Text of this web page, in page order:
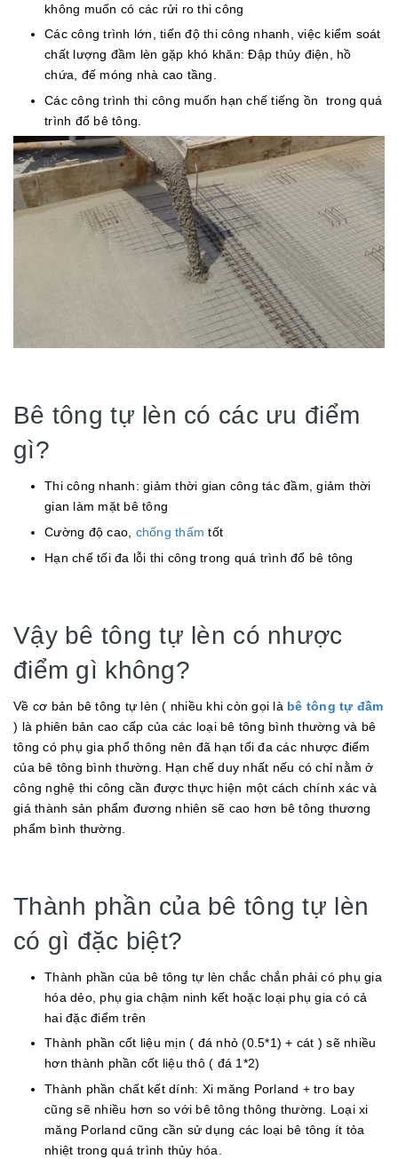
không muốn có các rửi ro thi công
Các công trình lớn, tiến độ thi công nhanh, việc kiểm soát
chất lượng đầm lèn gặp khó khăn: Đập thủy điện, hồ
chứa, đế móng nhà cao tầng.
Các công trình thi công muốn hạn chế tiếng ồn trong quá
trình đổ bê tông.
Bê tông tự lèn có các ưu điểm
gì?
Thi công nhanh: giảm thời gian công tác đầm, giảm thời
gian làm mặt bê tông
Cường độ cao, chống thấm tốt
Hạn chế tối đa lỗi thi công trong quá trình đổ bê tông
Vậy bê tông tự lèn có nhược
điểm gì không?
Về cơ bản bê tông tự lèn ( nhiều khi còn gọi là bê tông tự đầm
) là phiên bản cao cấp của các loại bê tông bình thường và bê
tông có phụ gia phổ thông nên đã hạn tối đa các nhược điểm
của bê tông bình thường. Hạn chế duy nhất nếu có chỉ nằm ở
công nghệ thi công cần được thực hiện một cách chính xác và
giá thành sản phẩm đương nhiên sẽ cao hơn bê tông thương
phẩm bình thường.
Thành phần của bê tông tự lèn
có gì đặc biệt?
Thành phần của bê tông tự lèn chắc chắn phải có phụ gia
hóa dẻo, phụ gia chậm ninh kết hoặc loại phụ gia có cả
hai đặc điểm trên
Thành phần cốt liệu mịn ( đá nhỏ (0.5*1) + cát ) sẽ nhiều
hơn thành phần cốt liệu thô ( đá 1*2)
Thành phần chất kết dính: Xi măng Porland + tro bay
cũng sẽ nhiều hơn so với bê tông thông thường. Loại xi
măng Porland cũng cần sử dụng các loại bê tông ít tỏa
nhiệt trong quá trình thủy hóa.